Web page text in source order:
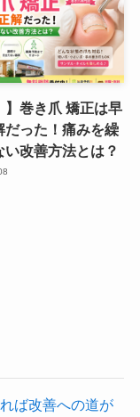
】巻き爪 矯正は早
だった！痛みを繰
い改善方法とは？
ば改善への道が